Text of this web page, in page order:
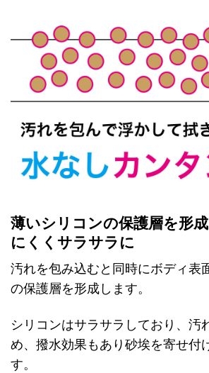
薄いシリコンの保護層を形
にくくサラサラに
汚れを包み込むと同時にボディ表
の保護層を形成します。
シリコンはサラサラしており、汚
め、撥水効果もあり砂埃を寄せ付
す。